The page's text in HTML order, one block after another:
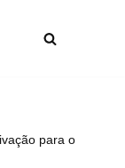
para o